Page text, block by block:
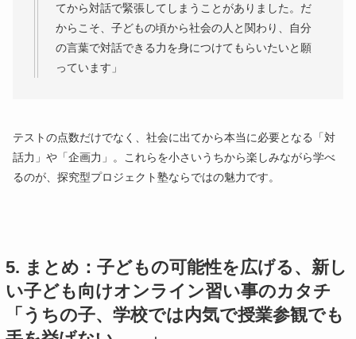
てから対話で緊張してしまうことがありました。だ
からこそ、子どもの頃から社会の人と関わり、自分
の言葉で対話できる力を身につけてもらいたいと願
っています」
テストの点数だけでなく、社会に出てから本当に必要となる「対
話力」や「企画力」。これらを小さいうちから楽しみながら学べ
るのが、探究型プロジェクト塾ならではの魅力です。
5. まとめ：子どもの可能性を広げる、新し
い子ども向けオンライン習い事のカタチ
「うちの子、学校では内気で授業参観でも